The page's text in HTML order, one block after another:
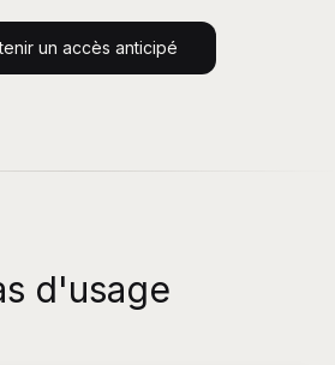
un accès anticipé
d'usage